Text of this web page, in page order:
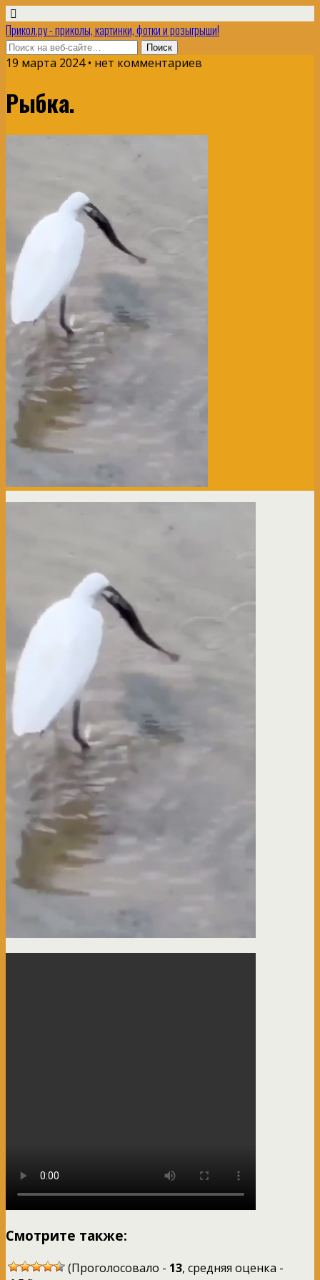
Прикол.ру - приколы, картинки, фотки и розыгрыши!
19 марта 2024 • нет комментариев
Рыбка.
Смотрите также:
(Проголосовало - 13, средняя оценка -